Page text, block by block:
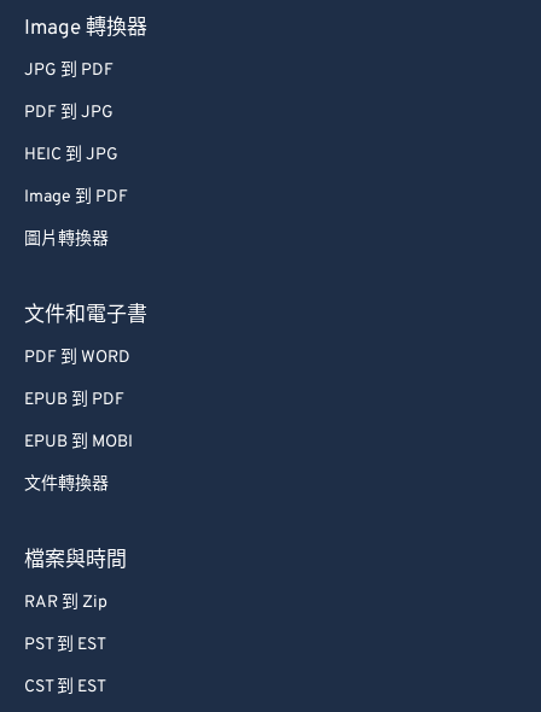
Image 轉換器
JPG 到 PDF
PDF 到 JPG
HEIC 到 JPG
Image 到 PDF
圖片轉換器
文件和電子書
PDF 到 WORD
EPUB 到 PDF
EPUB 到 MOBI
文件轉換器
檔案與時間
RAR 到 Zip
PST 到 EST
CST 到 EST